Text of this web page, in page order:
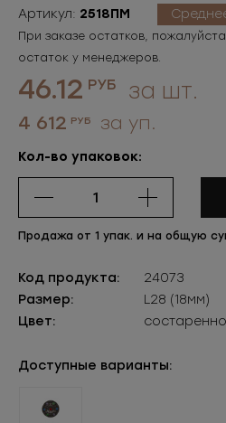
Артикул: 2518ПМ
При заказе остатков,
остаток у менеджеров.
46.12 РУБ за шт.
4 612 РУБ за уп.
Кол-во упаковок:
Продажа от 1 упак. и на общую
Код продукта:
24073
Размер:
L28 (18мм)
Цвет:
Доступные варианты: